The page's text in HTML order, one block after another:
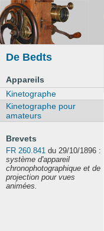
De Bedts
Appareils
Kinetographe
Kinetographe pour
amateurs
Brevets
FR 260.841 du 29/10/1896 :
système d'appareil
chronophotographique et de
projection pour vues
animées.